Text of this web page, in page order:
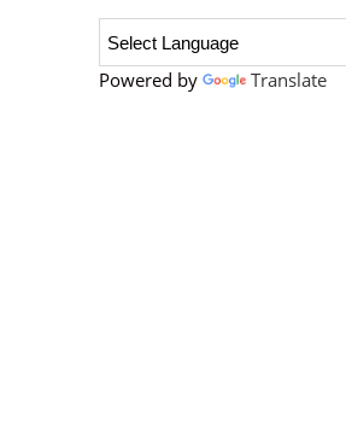
Powered by Translate